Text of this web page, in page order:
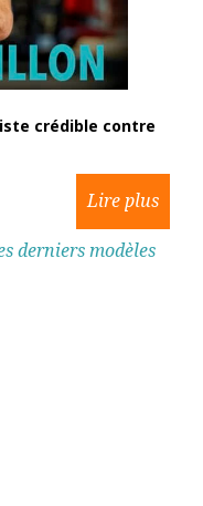
crédible contre
derniers modèles